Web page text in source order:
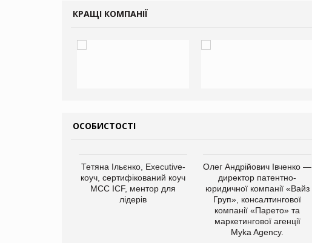
КРАЩІ КОМПАНІЇ
ОСОБИСТОСТІ
Тетяна Ільєнко, Executive-
коуч, сертифікований коуч
МСС ICF, ментор для
лідерів
Олег Андрійович Івченко —
директор патентно-
юридичної компанії «Вайз
Груп», консалтингової
компанії «Парето» та
маркетингової агенції
Myka Agency.